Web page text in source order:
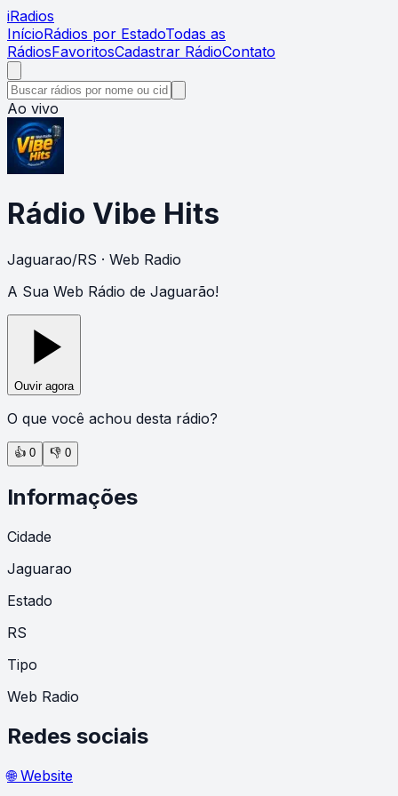
iRadios
InícioRádios por EstadoTodas as
RádiosFavoritosCadastrar RádioContato
Ao vivo
Rádio Vibe Hits
Jaguarao/RS · Web Radio
A Sua Web Rádio de Jaguarão!
Ouvir agora
O que você achou desta rádio?
👍 0 👎 0
Informações
Cidade
Jaguarao
Estado
RS
Tipo
Web Radio
Redes sociais
🌐 Website